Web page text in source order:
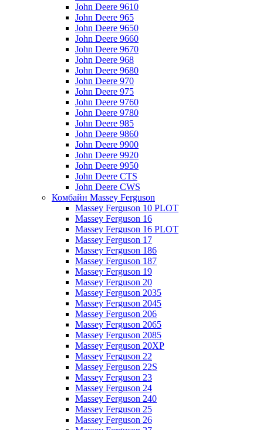
John Deere 9610
John Deere 965
John Deere 9650
John Deere 9660
John Deere 9670
John Deere 968
John Deere 9680
John Deere 970
John Deere 975
John Deere 9760
John Deere 9780
John Deere 985
John Deere 9860
John Deere 9900
John Deere 9920
John Deere 9950
John Deere CTS
John Deere CWS
Комбайн Massey Ferguson
Massey Ferguson 10 PLOT
Massey Ferguson 16
Massey Ferguson 16 PLOT
Massey Ferguson 17
Massey Ferguson 186
Massey Ferguson 187
Massey Ferguson 19
Massey Ferguson 20
Massey Ferguson 2035
Massey Ferguson 2045
Massey Ferguson 206
Massey Ferguson 2065
Massey Ferguson 2085
Massey Ferguson 20XP
Massey Ferguson 22
Massey Ferguson 22S
Massey Ferguson 23
Massey Ferguson 24
Massey Ferguson 240
Massey Ferguson 25
Massey Ferguson 26